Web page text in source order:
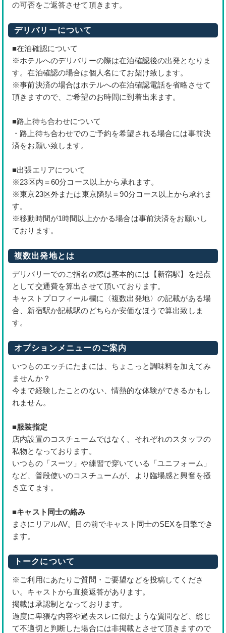
の可否をご返答させて頂きます。
デリバリーについて
■在泊確認について
※ホテルへのデリバリーの際は在泊確認後の出発となりま
す。在泊確認の場合は個人名にてお架け致します。
※事前決済の場合はホテルへの在泊確認電話を省略させて
頂きますので、ご希望のお時間に到着出来ます。
■路上待ち合わせについて
・路上待ち合わせでのご予約を希望される場合には事前決
済をお願い致します。
■出張エリアについて
※23区内＝60分コース以上から承れます。
※東京23区外または東京隣県＝90分コース以上から承れま
す。
※移動時間が1時間以上かかる場合は事前決済をお願いし
ております。
複数出発地とは
デリバリーでのご指名の際は基本的には【新宿駅】を起点
として交通費を算出させて頂いております。
キャストプロフィール欄に〈複数出発地〉の記載がある場
合、新宿駅か記載駅のどちらか安価なほうで算出致しま
す。
オプションメニューのご案内
いつものエッチにたまには、ちょこっと調味料を加えてみ
ませんか？
今まで経験したことのない、情熱的な体験ができるかもし
れません。
■服装指定
店内設置のコスチュームではなく、それぞれのスタッフの
私物となっております。
いつもの「スーツ」や練習で穿いている「ユニフォーム」
など、普段使いのコスチュームが、より臨場感と興奮を掻
き立てます。
■キャスト同士の絡み
まさにリアルAV。目の前でキャスト同士のSEXを目撃でき
ます。
トークについて
※ご利用にあたりご質問・ご要望などを投稿してくださ
い。キャストから直接返答があります。
掲載は承認制となっております。
過度に卑猥な内容や過去スレに似たような質問など、総じ
て不適切と判断した場合には非掲載とさせて頂きますので